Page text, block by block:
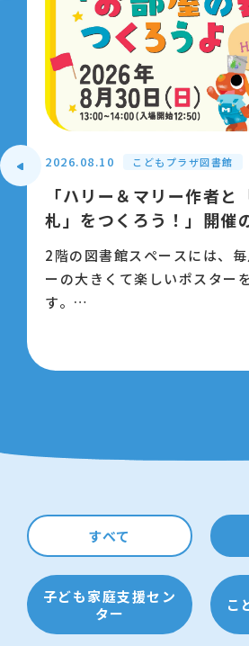
2026.08.10 こどもプラザ図書館
「ハリー＆マリー作者と
札」をつくろう！」開催
2階の図書館スペースには、
ーの大きくて楽しいポスター
す。
さんと一緒に、自分のお部屋
戦します。
1・2
【対象】幼児から小学生と保
【募集】24名（申込順）
すべて
子ども家庭支援セン
ター
こ